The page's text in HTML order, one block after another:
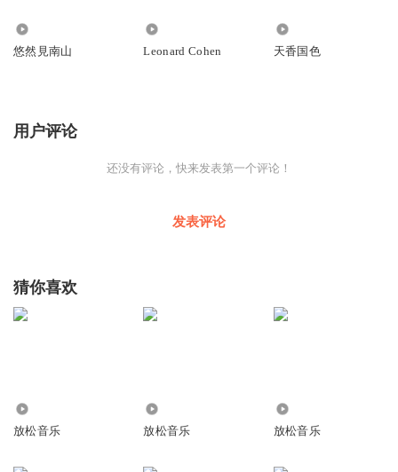
悠然見南山 Leonard Cohen 天香国色
用户评论
还没有评论，快来发表第一个评论！
发表评论
猜你喜欢
放松音乐 放松音乐 放松音乐